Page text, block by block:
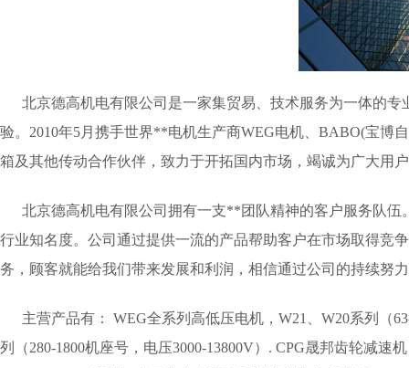
北京德高机电有限公司是一家集贸易、技术服务为一体的专
验。2010年5月携手世界**电机生产商WEG电机、BABO(宝博
箱及其他传动合作伙伴，致力于开拓国内市场，竭诚为广大
北京德高机电有限公司拥有一支**团队精神的客户服务队伍
行业知名度。公司通过提供一流的产品帮助客户在市场取得竞
务，顾客就能给我们带来发展和利润，相信通过公司的持续
主营产品有： WEG全系列高低压电机，W21、W20系列（
列（280-1800机座号，电压3000-13800V）. CPG晟邦齿轮减